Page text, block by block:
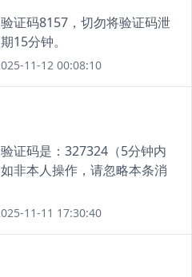
证码8157，切勿将验证码泄
15分钟。
11-12 00:08:10
证码是：327324（5分钟内
非本人操作，请忽略本条消
11-11 17:30:40